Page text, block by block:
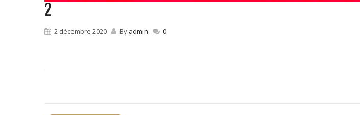
2
2 décembre 2020 By admin 0